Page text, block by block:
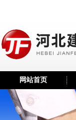
网站首页